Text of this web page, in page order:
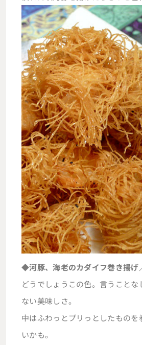
◆河豚、海老のカダイフ巻き揚げ
どうでしょうこの色。言うことな
ない美味しさ。
中はふわっとプリっとしたものを
いかも。